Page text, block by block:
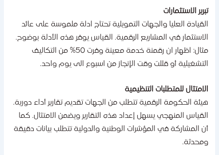
الاستثمارات
العليا والجهات التمويلية تحتاج ادلة ملموسة على عائد
في المشاريع الرقمية. القياس يوفر هذه الأدلة بوضوح.
مثال: اظهار ان رقمنة خدمة معينة وفرت 50% من التكاليف
أو قللت وقت الإنجاز من اسبوع الى يوم واحد.
للمتطلبات التنظيمية
الحكومة الرقمية تتطلب من الجهات تقديم تقارير أداء دورية.
المنهجي يسهل إعداد هذه التقارير ويضمن الامتثال. كما
المشاركة في المؤشرات الوطنية والدولية تتطلب بيانات دقيقة